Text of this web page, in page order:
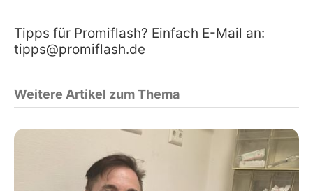
Tipps für Promiflash? Einfach E-Mail an:
tipps@promiflash.de
Weitere Artikel zum Thema